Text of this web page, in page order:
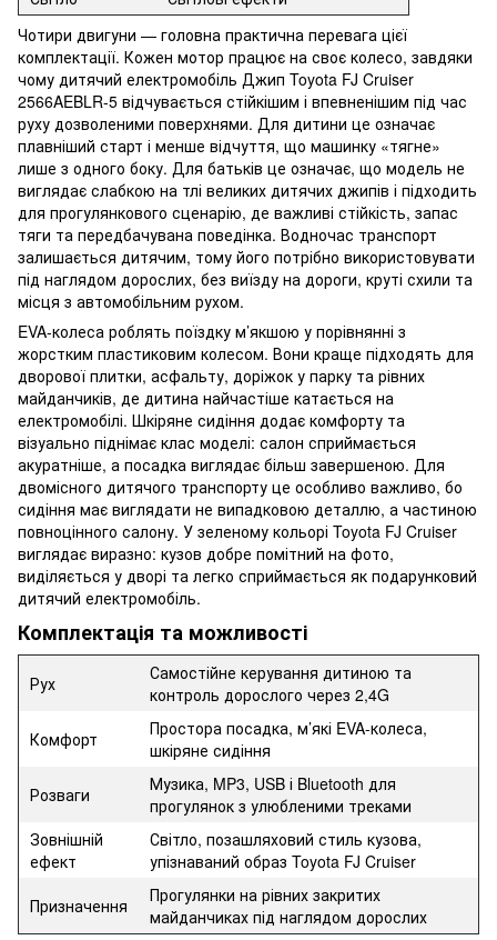
Чотири двигуни — головна практична перевага цієї
комплектації. Кожен мотор працює на своє колесо, завдяки
чому дитячий електромобіль Джип Toyota FJ Cruiser
2566AEBLR-5 відчувається стійкішим і впевненішим під час
руху дозволеними поверхнями. Для дитини це означає
плавніший старт і менше відчуття, що машинку «тягне»
лише з одного боку. Для батьків це означає, що модель не
виглядає слабкою на тлі великих дитячих джипів і підходить
для прогулянкового сценарію, де важливі стійкість, запас
тяги та передбачувана поведінка. Водночас транспорт
залишається дитячим, тому його потрібно використовувати
під наглядом дорослих, без виїзду на дороги, круті схили та
місця з автомобільним рухом.
EVA-колеса роблять поїздку м’якшою у порівнянні з
жорстким пластиковим колесом. Вони краще підходять для
дворової плитки, асфальту, доріжок у парку та рівних
майданчиків, де дитина найчастіше катається на
електромобілі. Шкіряне сидіння додає комфорту та
візуально піднімає клас моделі: салон сприймається
акуратніше, а посадка виглядає більш завершеною. Для
двомісного дитячого транспорту це особливо важливо, бо
сидіння має виглядати не випадковою деталлю, а частиною
повноцінного салону. У зеленому кольорі Toyota FJ Cruiser
виглядає виразно: кузов добре помітний на фото,
виділяється у дворі та легко сприймається як подарунковий
дитячий електромобіль.
Комплектація та можливості
Рух
Самостійне керування дитиною та
контроль дорослого через 2,4G
Комфорт
Простора посадка, м’які EVA-колеса,
шкіряне сидіння
Розваги
Музика, MP3, USB і Bluetooth для
прогулянок з улюбленими треками
Зовнішній
ефект
Світло, позашляховий стиль кузова,
упізнаваний образ Toyota FJ Cruiser
Призначення
Прогулянки на рівних закритих
майданчиках під наглядом дорослих